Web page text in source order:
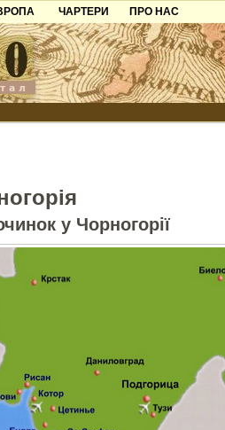
ЧАРТЕРИ
ПРО НАС
Контакти
Партнерам
Додати готель
у Чорногорії